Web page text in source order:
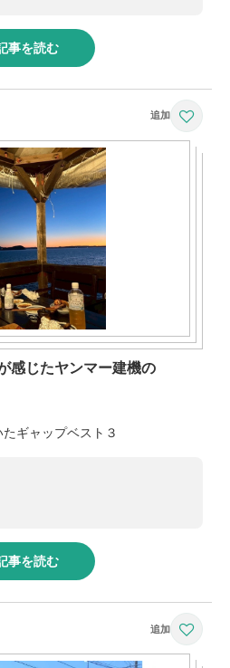
事を読む
感じたヤンマー建機の
ギャップベスト３
事を読む